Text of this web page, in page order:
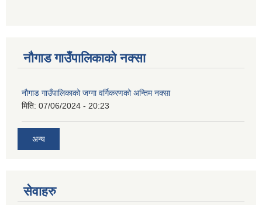
नौगाड गाउँपालिकाको नक्सा
नौगाड गाउँपालिकाको जग्गा वर्गिकरणको अन्तिम नक्सा
मिति: 07/06/2024 - 20:23
अन्य
सेवाहरु